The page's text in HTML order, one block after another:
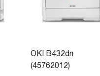
OKI B432dn
(45762012)